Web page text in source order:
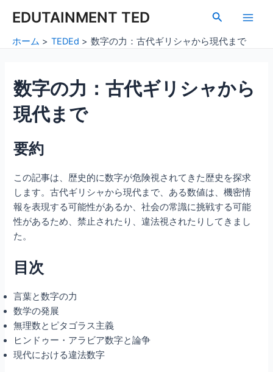
EDUTAINMENT TED
検
Main
ホーム TEDEd 数字の力：古代ギリシャから現代まで
数字の力：古代ギリシャから
現代まで
要約
この記事は、歴史的に数字が危険視されてきた歴史を探求
します。古代ギリシャから現代まで、ある数値は、機密情
報を表現する可能性があるか、社会の常識に挑戦する可能
性があるため、禁止されたり、違法視されたりしてきまし
た。
目次
言葉と数字の力
数学の発展
無理数とピタゴラス主義
ヒンドゥー・アラビア数字と論争
現代における違法数字
navigation